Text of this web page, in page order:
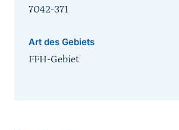
7042-371
Art des Gebiets
FFH-Gebiet